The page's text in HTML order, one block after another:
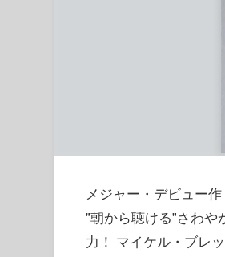
メジャー・デビュー作
”朝から聴ける”さわ
力！ マイケル・ブレ